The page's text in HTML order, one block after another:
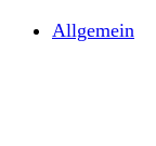
Allgemein